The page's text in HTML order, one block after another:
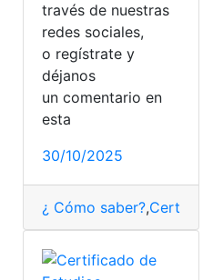
Tramites,Tramites en línea
través de nuestras
redes sociales,
o regístrate y
déjanos
un comentario en
esta
30/10/2025
¿ Cómo saber?,